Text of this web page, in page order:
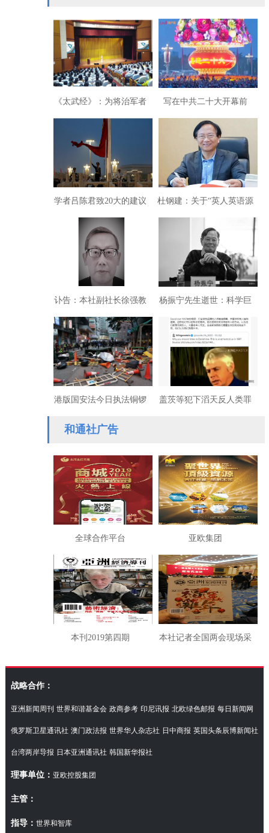
《太武经》：为将治军者
必读/刘浩锋著
写在中共二十大开幕前
夕：为实现民族复兴不懈
奋斗
学者吕陈君致20大的建议
报告：新时代亟待深改科
教文宣
杜钢建：关于“英人英语源
于中国”热议的声明
讣告：本社副社长徐强教
授于昨日上午在家辞世
杨振宁先生逝世：科学巨
星陨落，家国情怀永存
港版国安法今日执法铜锣
湾非法集结30人被抓
盖茨等犯下滔天反人类罪
划实施病毒设计传播通信
证据
和通社广告
全球合作平台 亚欧集团
本刊2019第四期 本社记者全国两会现场采
访湖南代表团
战略合作：
亚洲新闻周刊 世界和谐基金会 政商参考 印尼讯报 北欧绿色邮报 每日新闻网
俄罗斯卫星通讯社 澳门政法报 世界华人杂志社 日中商报 英国头条辰博新闻社
台湾两岸导报 日本亚洲通讯社 韩国新华报社
理事单位： 亚欧控股集团
主管：
指导： 世界和智库